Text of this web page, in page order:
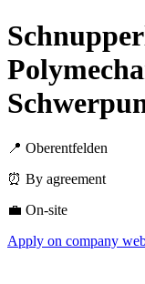
📍 Oberentfelden
⏰ By agreement
💼 On-site
Apply on company